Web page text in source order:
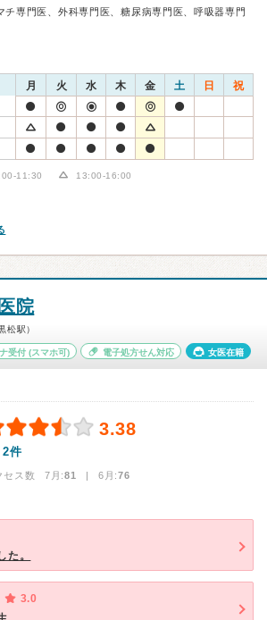
チ専門医、外科専門医、糖尿病専門医、呼吸器専門
月 火 水 木 金 土 日 祝
11:30 13:00-16:00
院
松駅）
受付(スマホ可) 電子処方せん対応 女医在籍
3.38
2件
セス数 7月:81 | 6月:76
た。
3.0